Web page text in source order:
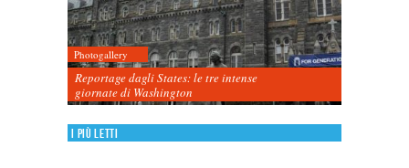
Photogallery
Reportage dagli States: le tre intense
giornate di Washington
I più letti